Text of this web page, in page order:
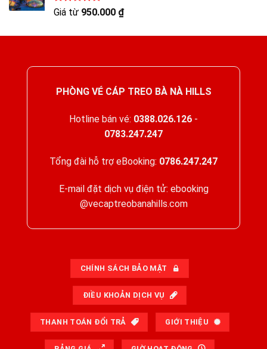
Được xếp
Giá từ 950.000 ₫
PHÒNG VÉ CÁP TREO BÀ NÀ HILLS
Hotline bán vé: 0388.026.126 -
0783.247.247
Tổng đài hỗ trợ eBooking: 0786.247.247
E-mail đặt dịch vụ điện tử: ebooking
@vecaptreobanahills.com
CHÍNH SÁCH BẢO MẬT
ĐIỀU KHOẢN DỊCH VỤ
THANH TOÁN ĐỔI TRẢ GIỚI THIỆU